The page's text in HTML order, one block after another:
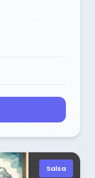
Salsa